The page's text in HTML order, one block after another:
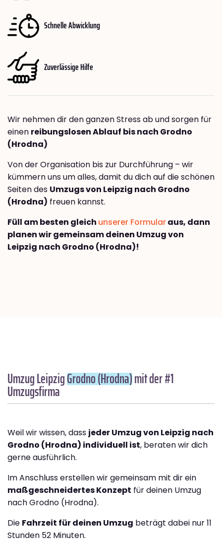
Schnelle Abwicklung
Zuverlässige Hilfe
Wir nehmen dir den ganzen Stress ab und sorgen für
einen reibungslosen Ablauf bis nach Grodno
(Hrodna)
Von der Organisation bis zur Durchführung – wir
kümmern uns um alles, damit du dich auf die schönen
Seiten des Umzugs von Leipzig nach Grodno
(Hrodna) freuen kannst.
Füll am besten gleich unserer Formularaus, dann
planen wir gemeinsam deinen Umzug von
Leipzig nach Grodno (Hrodna)!
Umzug LeipzigGrodno (Hrodna)mit der #1
Umzugsfirma
Weil wir wissen, dass jeder Umzug von Leipzig nach
Grodno (Hrodna) individuell ist, beraten wir dich
gerne ausführlich.
Im Anschluss erstellen wir gemeinsam mit dir ein
maßgeschneidertes Konzept für deinen Umzug
nach Grodno (Hrodna).
Die Fahrzeit für deinen Umzug beträgt dabei nur 11
Stunden 52 Minuten.